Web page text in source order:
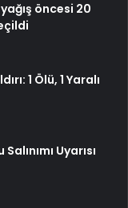
öncesi 20
1 Ölü, 1 Yaralı
Uyarısı